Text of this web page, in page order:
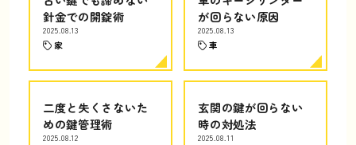
針金での開錠術
2025.08.13
家
が回らない原因
2025.08.13
車
二度と失くさないた
めの鍵管理術
2025.08.12
玄関の鍵が回らない
時の対処法
2025.08.11